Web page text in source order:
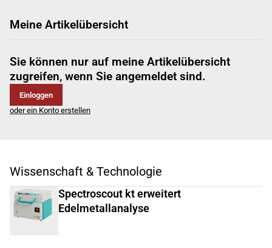
Meine Artikelübersicht
Sie können nur auf meine Artikelübersicht
zugreifen, wenn Sie angemeldet sind.
Einloggen
oder ein Konto erstellen
Wissenschaft & Technologie
Spectroscout kt erweitert
Edelmetallanalyse